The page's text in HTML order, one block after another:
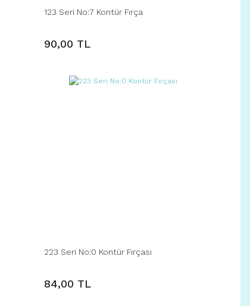
123 Seri No:7 Kontür Fırça
90,00 TL
223 Seri No:0 Kontür Fırçası
84,00 TL